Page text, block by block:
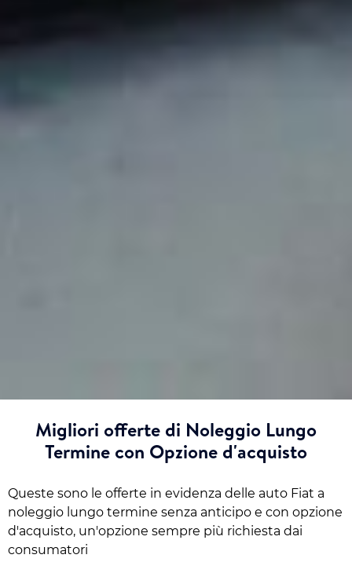
Migliori offerte di Noleggio Lungo
Termine con Opzione d'acquisto
Queste sono le offerte in evidenza delle auto Fiat a
noleggio lungo termine senza anticipo e con opzione
d'acquisto, un'opzione sempre più richiesta dai
consumatori